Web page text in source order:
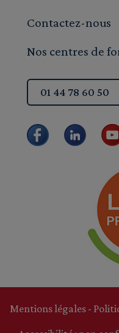
Contactez-nous
Nos centres de
01 44 78 60 50
Mentions légales -